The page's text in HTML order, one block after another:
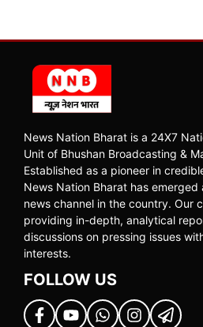
News Nation Bharat is a 24X7
Unit of Bhushan Broadcasting &
Established as a pioneer in
News Nation Bharat has
news channel in the country. Our
providing in-depth, analytical
discussions on pressing issues
interests.
FOLLOW US